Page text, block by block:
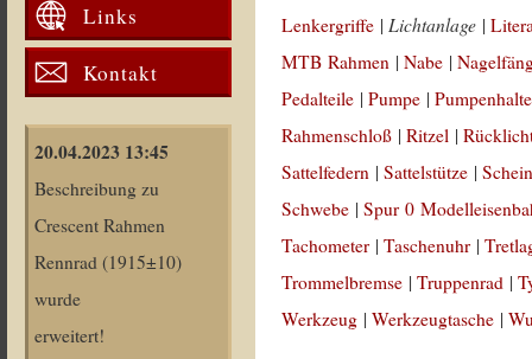
Links
Kontakt
20.04.2023 13:45
Beschreibung zu
Crescent Rahmen
Rennrad (1915±10)
wurde
erweitert!
Lenkergriffe |Lichtanlage |
MTB Rahmen |Nabe |
Pedalteile |Pumpe |
Rahmenschloß |Ritzel |
Sattelfedern |Sattelstütze |
Schwebe |Spur 0
Tachometer |Taschenuhr |
Trommelbremse |Truppenrad |
Werkzeug |Werkzeugtasche |